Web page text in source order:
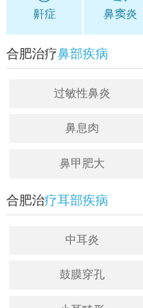
鼾症 鼻窦炎
合肥治疗鼻部疾病
过敏性鼻炎
鼻息肉
鼻甲肥大
合肥治疗耳部疾病
中耳炎
鼓膜穿孔